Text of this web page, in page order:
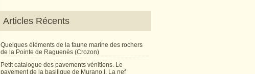
Articles Récents
Quelques éléments de la faune marine des rochers
de la Pointe de Raguenès (Crozon)
Petit catalogue des pavements vénitiens. Le
pavement de la basilique de Murano.I. La nef